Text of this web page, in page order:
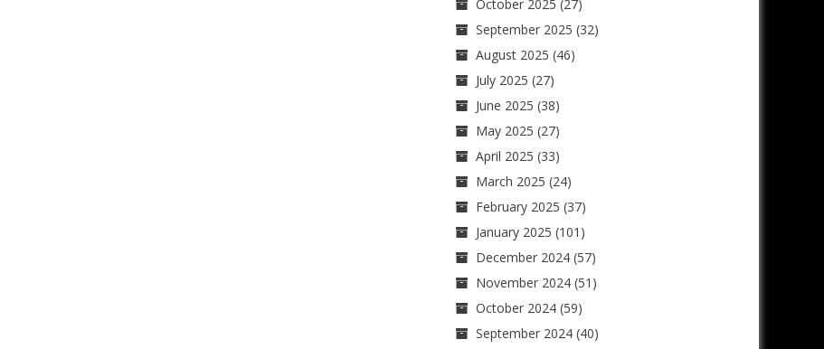
October 2025 (27)
September 2025 (32)
August 2025 (46)
July 2025 (27)
June 2025 (38)
May 2025 (27)
April 2025 (33)
March 2025 (24)
February 2025 (37)
January 2025 (101)
December 2024(57)
November 2024(51)
October 2024(59)
September 2024(40)